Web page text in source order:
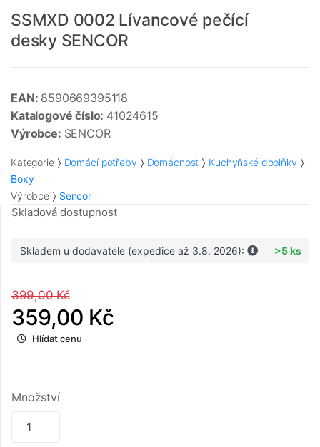
SSMXD 0002 Lívancové pečící
desky SENCOR
EAN: 8590669395118
Katalogové číslo: 41024615
Výrobce: SENCOR
Kategorie Domácí potřeby Domácnost
Kuchyňské doplňky
Boxy
Výrobce
Sencor
Skladová dostupnost
Skladem u dodavatele (expedice až 3.8. 2026): >5 ks
399,00 Kč
359,00 Kč
Hlídat cenu
Množství